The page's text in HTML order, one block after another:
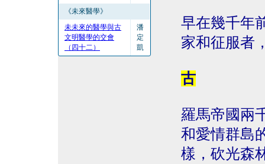
《未來醫學》
未未來的醫學與古
文明醫學的交會
（四十二）
潘
定
凱
早在幾千年
家和征服者
古
羅馬帝國兩
和愛情群島
樣，砍光森